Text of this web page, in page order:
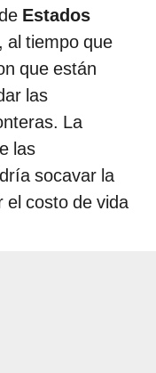
Estados
al tiempo que
que están
las
La
las
socavar la
el costo de vida